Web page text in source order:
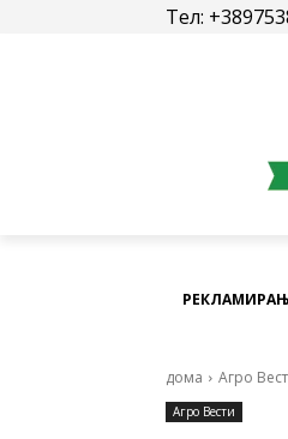
Тел:
дома Агро
Агро Вести